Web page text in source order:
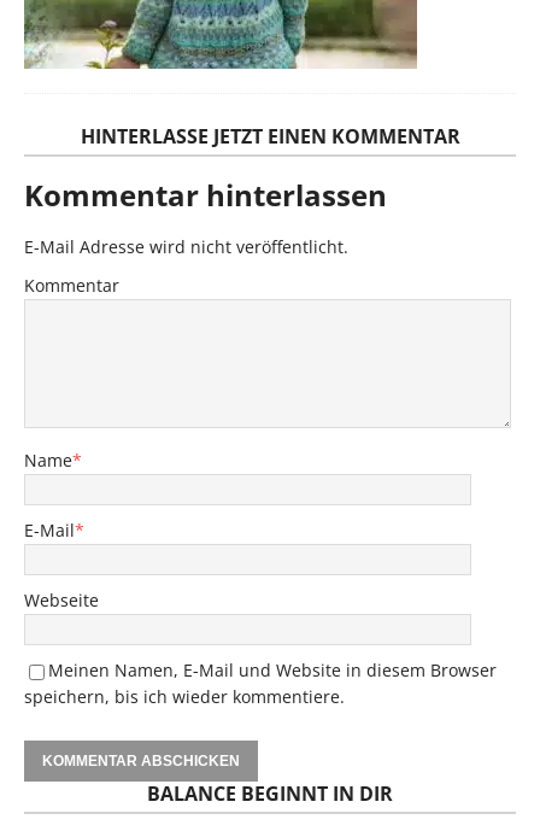
HINTERLASSE JETZT EINEN KOMMENTAR
Kommentar hinterlassen
E-Mail Adresse wird nicht veröffentlicht.
Kommentar
Name*
E-Mail*
Webseite
Meinen Namen, E-Mail und Website in diesem Browser
speichern, bis ich wieder kommentiere.
BALANCE BEGINNT IN DIR